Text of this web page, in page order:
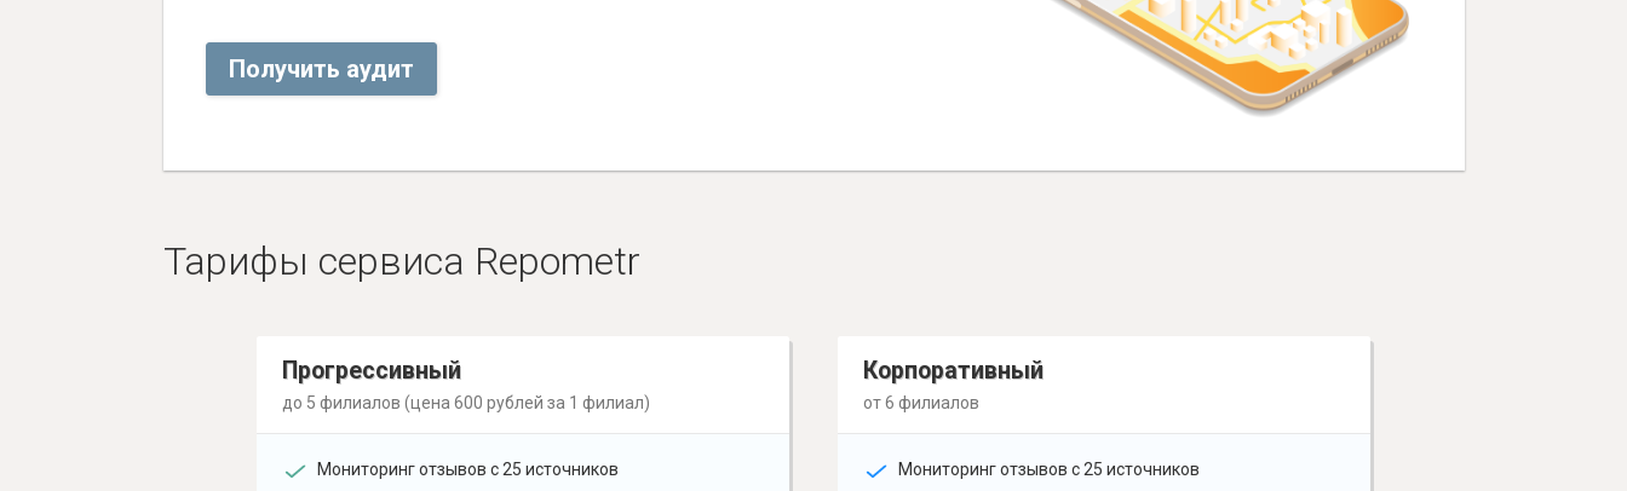
Получить аудит
Тарифы сервиса Repometr
Прогрессивный
до 5 филиалов (цена 600 рублей за 1 филиал)
Мониторинг отзывов с 25 источников
Корпоративный
от 6 филиалов
Мониторинг отзывов с 25 источников